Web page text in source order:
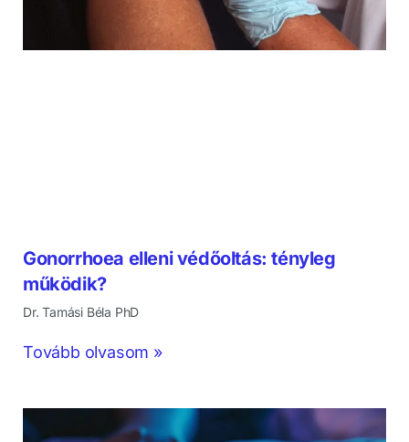
Gonorrhoea elleni védőoltás: tényleg
működik?
Dr. Tamási Béla PhD
Tovább olvasom »